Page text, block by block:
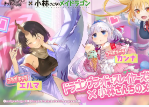
ピックアップ
電ファミのいま読まれている記事ランキング
アプリセール情報
インタビュー
連載・特集一覧